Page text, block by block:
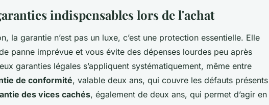
indispensables lors de l'achat
la garantie n’est pas un luxe, c’est une protection essentielle. Elle
panne imprévue et vous évite des dépenses lourdes peu après
garanties légales s’appliquent systématiquement, même entre
de conformité, valable deux ans, qui couvre les défauts présents
des vices cachés, également de deux ans, qui permet d’agir en